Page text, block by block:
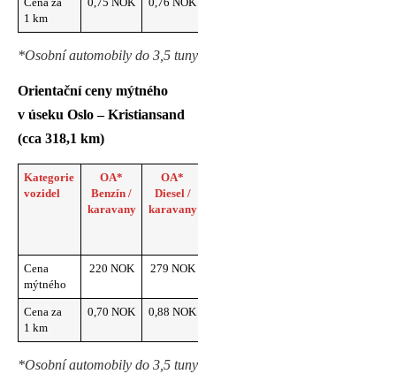
Cena za
1 km
0,75 NOK 0,76 NOK
*Osobní automobily do 3,5 tuny
Orientační ceny mýtného
v úseku Oslo – Kristiansand
(cca 318,1 km)
Kategorie
vozidel
OA*
Benzín /
karavany
OA*
Diesel /
karavany
Cena
mýtného
220 NOK 279 NOK
Cena za
1 km
0,70 NOK 0,88 NOK
*Osobní automobily do 3,5 tuny